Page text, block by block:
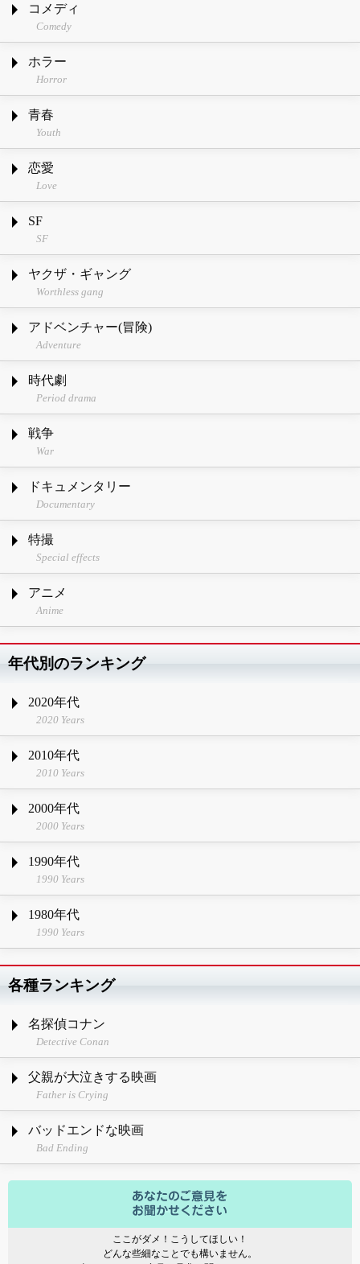
コメディ
Comedy
ホラー
Horror
青春
Youth
恋愛
Love
SF
SF
ヤクザ・ギャング
Worthless gang
アドベンチャー(冒険)
Adventure
時代劇
Period drama
戦争
War
ドキュメンタリー
Documentary
特撮
Special effects
アニメ
Anime
年代別のランキング
2020年代
2020 Years
2010年代
2010 Years
2000年代
2000 Years
1990年代
1990 Years
1980年代
1990 Years
各種ランキング
名探偵コナン
Detective Conan
父親が大泣きする映画
Father is Crying
バッドエンドな映画
Bad Ending
ここがダメ！こうしてほしい！
どんな些細なことでも構いません。